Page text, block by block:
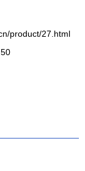
product/27.html